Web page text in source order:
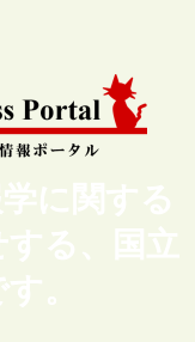
に関する
る、国立
。